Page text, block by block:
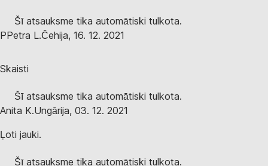
Šī atsauksme tika automātiski tulkota.
PPetra L.Čehija, 16. 12. 2021
Skaisti
Šī atsauksme tika automātiski tulkota.
Anita K.Ungārija, 03. 12. 2021
Ļoti jauki.
Šī atsauksme tika automātiski tulkota.